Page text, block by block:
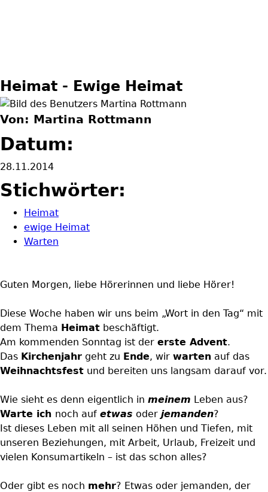
Heimat - Ewige Heimat
Von: Martina Rottmann
Datum:
28.11.2014
Stichwörter:
Heimat
ewige Heimat
Warten
Guten Morgen, liebe Hörerinnen und liebe Hörer!
Diese Woche haben wir uns beim „Wort in den Tag“ mit
dem Thema Heimat beschäftigt.
Am kommenden Sonntag ist der erste Advent.
Das Kirchenjahr geht zu Ende, wir warten auf das
Weihnachtsfest und bereiten uns langsam darauf vor.
Wie sieht es denn eigentlich in meinem Leben aus?
Warte ich noch auf etwas oder jemanden?
Ist dieses Leben mit all seinen Höhen und Tiefen, mit
unseren Beziehungen, mit Arbeit, Urlaub, Freizeit und
vielen Konsumartikeln – ist das schon alles?
Oder gibt es noch mehr? Etwas oder jemanden, der